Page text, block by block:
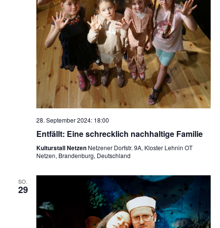
28. September 2024: 18:00
Entfällt: Eine schrecklich nachhaltige Familie
Kulturstall Netzen Netzener Dorfstr. 9A, Kloster Lehnin OT
Netzen, Brandenburg, Deutschland
SO.
29